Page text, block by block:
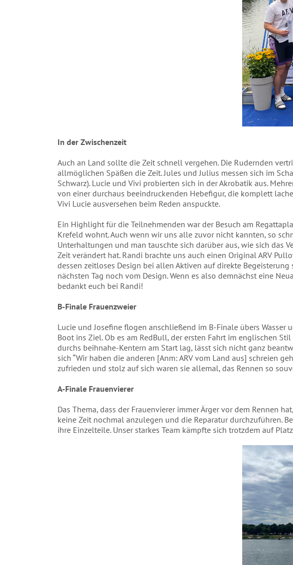
In der Zwischenzeit
Auch an Land sollte die Zeit schnell vergehen. Die Rudernden
allmöglichen Späßen die Zeit. Jules und Julius messen sich im
Schwarz). Lucie und Vivi probierten sich in der Akrobatik aus.
von einer durchaus beeindruckenden Hebefigur, die komplett
Vivi Lucie ausversehen beim Reden anspuckte.
Ein Highlight für die Teilnehmenden war der Besuch am
Krefeld wohnt. Auch wenn wir uns alle zuvor nicht kannten, so
Unterhaltungen und man tauschte sich darüber aus, wie sich das
Zeit verändert hat. Randi brachte uns auch einen Original ARV
dessen zeitloses Design bei allen Aktiven auf direkte Begeisterung
nächsten Tag noch vom Design. Wenn es also demnächst eine
bedankt euch bei Randi!
B-Finale Frauenzweier
Lucie und Josefine flogen anschließend im B-Finale übers Wasser
Boot ins Ziel. Ob es am RedBull, der ersten Fahrt im englischen
durchs beihnahe-Kentern am Start lag, lässt sich nicht ganz
sich “Wir haben die anderen [Anm: ARV vom Land aus] schreien
zufrieden und stolz auf sich waren sie allemal, das Rennen so
A-Finale Frauenvierer
Das Thema, dass der Frauenvierer immer Ärger vor dem Rennen
keine Zeit nochmal anzulegen und die Reparatur durchzuführen.
ihre Einzelteile. Unser starkes Team kämpfte sich trotzdem auf